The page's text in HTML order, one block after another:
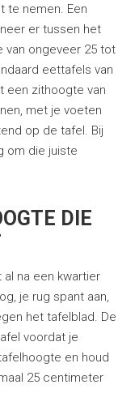
te nemen. Een
er tussen het
van ongeveer 25 tot
eettafels van
een zithoogte van
met je voeten
op de tafel. Bij
om die juiste
DIE
na een kwartier
je rug spant aan,
het tafelblad. De
voordat je
en houd
25 centimeter